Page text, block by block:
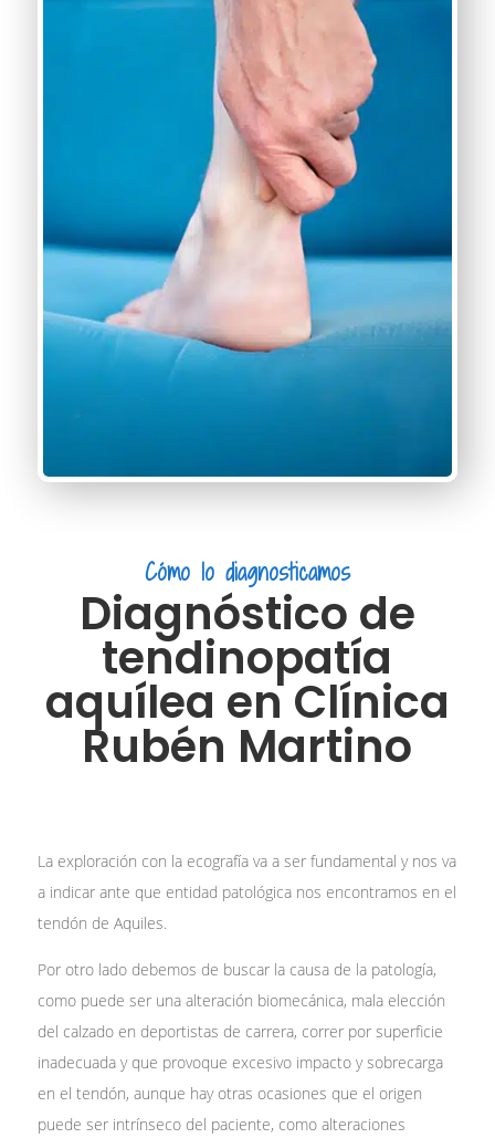
Cómo lo diagnosticamos
Diagnóstico de
tendinopatía
aquílea en Clínica
Rubén Martino
La exploración con la ecografía va a ser fundamental y nos va
a indicar ante que entidad patológica nos encontramos en el
tendón de Aquiles.
Por otro lado debemos de buscar la causa de la patología,
como puede ser una alteración biomecánica, mala elección
del calzado en deportistas de carrera, correr por superficie
inadecuada y que provoque excesivo impacto y sobrecarga
en el tendón, aunque hay otras ocasiones que el origen
puede ser intrínseco del paciente, como alteraciones